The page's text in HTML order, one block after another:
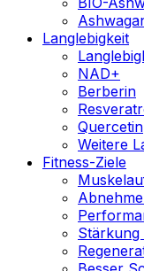
Langlebigkeit
NAD+
Berberin
Quercetin
Weitere
Fitness-Ziele
Stärkung